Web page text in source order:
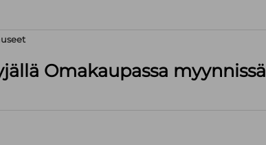
Omakaupassa